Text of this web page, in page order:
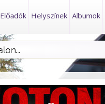
Előadók Helyszínek Albumok